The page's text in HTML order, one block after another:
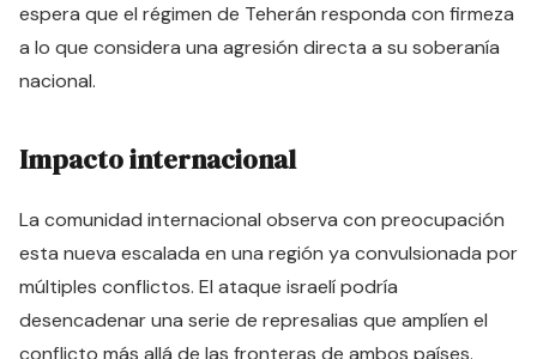
espera que el régimen de Teherán responda con firmeza
a lo que considera una agresión directa a su soberanía
nacional.
Impacto internacional
La comunidad internacional observa con preocupación
esta nueva escalada en una región ya convulsionada por
múltiples conflictos. El ataque israelí podría
desencadenar una serie de represalias que amplíen el
conflicto más allá de las fronteras de ambos países.